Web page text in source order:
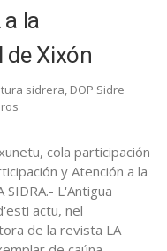
a la
Xixón
sidrera, DOP Sidre
cola participación
y Atención a la
SIDRA.- L'Antigua
actu, nel
de la revista LA